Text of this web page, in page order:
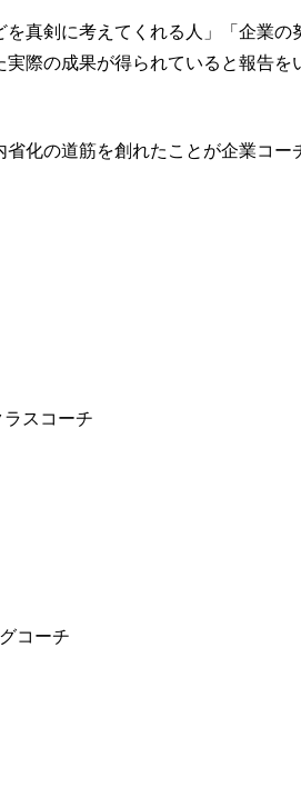
真剣に考えてくれる人」「企業の
際の成果が得られていると報告を
化の道筋を創れたことが企業コー
ラスコーチ
コーチ